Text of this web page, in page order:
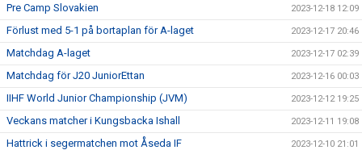
Pre Camp Slovakien 2023-12-18 12:09
Förlust med 5-1 på bortaplan för A-laget 2023-12-17 20:46
Matchdag A-laget 2023-12-17 02:39
Matchdag för J20 JuniorEttan 2023-12-16 00:03
IIHF World Junior Championship (JVM) 2023-12-12 19:25
Veckans matcher i Kungsbacka Ishall 2023-12-11 19:08
Hattrick i segermatchen mot Åseda IF 2023-12-10 21:01